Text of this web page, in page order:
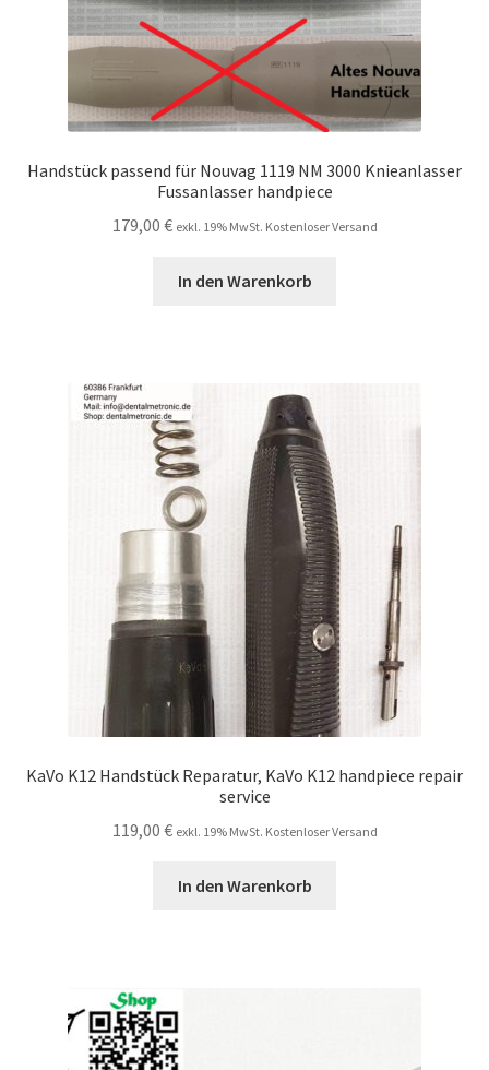
Handstück passend für Nouvag 1119 NM 3000 Knieanlasser
Fussanlasser handpiece
179,00 € exkl. 19% MwSt. Kostenloser Versand
In den Warenkorb
KaVo K12 Handstück Reparatur, KaVo K12 handpiece repair
service
119,00 € exkl. 19% MwSt. Kostenloser Versand
In den Warenkorb